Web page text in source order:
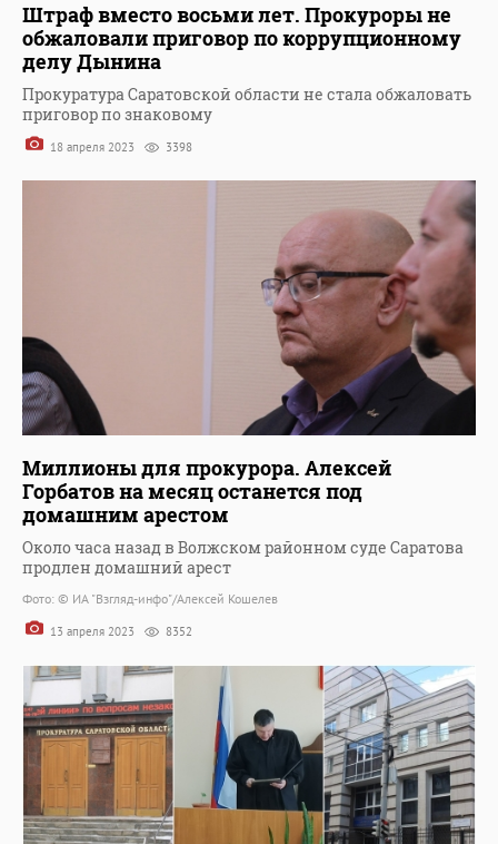
Штраф вместо восьми лет. Прокуроры не
обжаловали приговор по коррупционному
делу Дынина
Прокуратура Саратовской области не стала обжаловать
приговор по знаковому
18 апреля 2023 3398
Миллионы для прокурора. Алексей
Горбатов на месяц останется под
домашним арестом
Около часа назад в Волжском районном суде Саратова
продлен домашний арест
Фото: © ИА "Взгляд-инфо"/Алексей Кошелев
13 апреля 2023 8352